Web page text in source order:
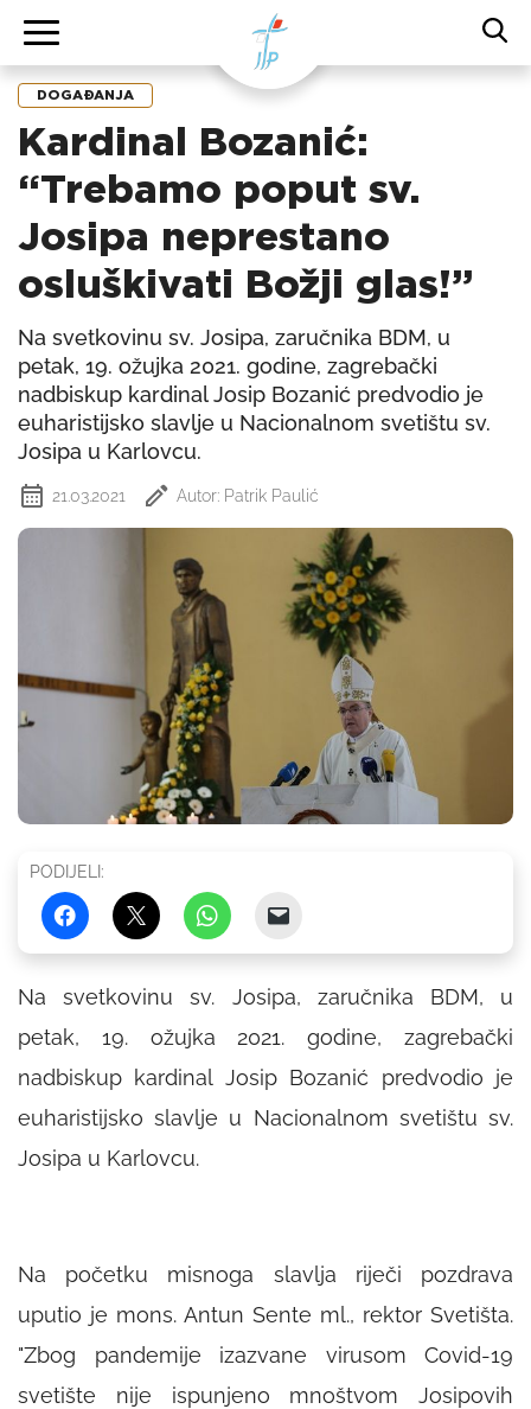
DOGAĐANJA
Kardinal Bozanić:
“Trebamo poput sv.
Josipa neprestano
osluškivati Božji glas!”
Na svetkovinu sv. Josipa, zaručnika BDM, u
petak, 19. ožujka 2021. godine, zagrebački
nadbiskup kardinal Josip Bozanić predvodio je
euharistijsko slavlje u Nacionalnom svetištu sv.
Josipa u Karlovcu.
21.03.2021 Autor: Patrik Paulić
PODIJELI:
Na svetkovinu sv. Josipa, zaručnika BDM, u
petak, 19. ožujka 2021. godine, zagrebački
nadbiskup kardinal Josip Bozanić predvodio je
euharistijsko slavlje u Nacionalnom svetištu sv.
Josipa u Karlovcu.
Na početku misnoga slavlja riječi pozdrava
uputio je mons. Antun Sente ml., rektor Svetišta.
"Zbog pandemije izazvane virusom Covid-19
svetište nije ispunjeno mnoštvom Josipovih